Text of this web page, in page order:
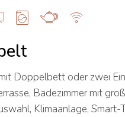
Doppelbett oder zwei
Badezimmer mit
Klimaanlage, Smart-